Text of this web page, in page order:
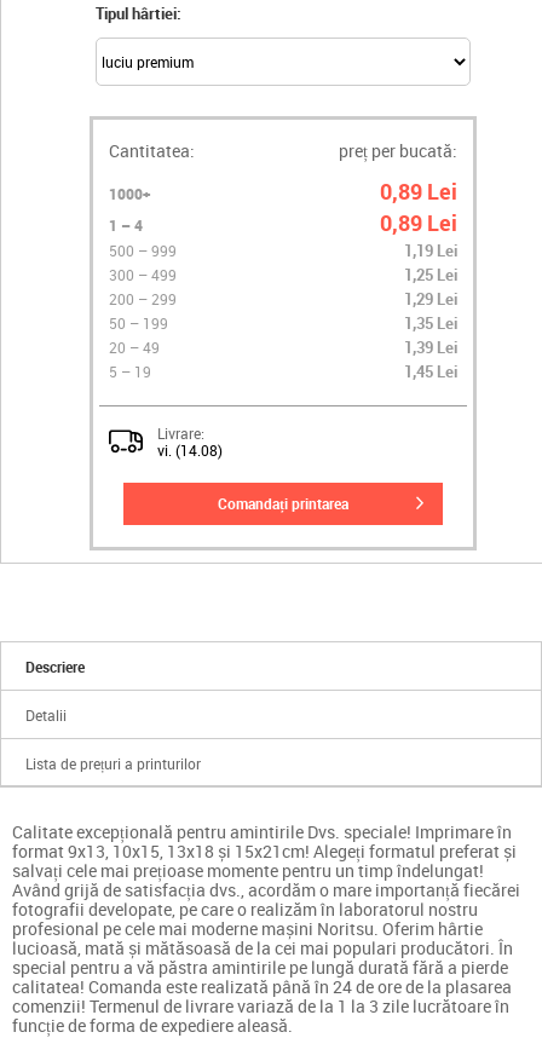
Tipul hârtiei:
Cantitatea: preț per bucată:
1000+ 0,89 Lei
1 – 4 0,89 Lei
500 – 999 1,19 Lei
300 – 499 1,25 Lei
200 – 299 1,29 Lei
50 – 199 1,35 Lei
20 – 49 1,39 Lei
5 – 19 1,45 Lei
Livrare:
vi. (14.08)
comandați printarea
Descriere
Detalii
Lista de prețuri a printurilor
Calitate excepțională pentru amintirile Dvs. speciale! Imprimare în
format 9x13, 10x15, 13x18 și 15x21cm! Alegeți formatul preferat și
salvați cele mai prețioase momente pentru un timp îndelungat!
Având grijă de satisfacția dvs., acordăm o mare importanță fiecărei
fotografii developate, pe care o realizăm în laboratorul nostru
profesional pe cele mai moderne mașini Noritsu. Oferim hârtie
lucioasă, mată și mătăsoasă de la cei mai populari producători. În
special pentru a vă păstra amintirile pe lungă durată fără a pierde
calitatea! Comanda este realizată până în 24 de ore de la plasarea
comenzii! Termenul de livrare variază de la 1 la 3 zile lucrătoare în
funcție de forma de expediere aleasă.